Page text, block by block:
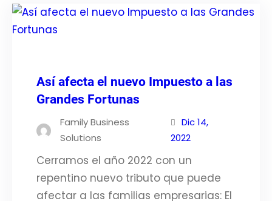
Así afecta el nuevo Impuesto a las
Grandes Fortunas
Family Business
Solutions
Dic 14,
2022
Cerramos el año 2022 con un
repentino nuevo tributo que puede
afectar a las familias empresarias: El